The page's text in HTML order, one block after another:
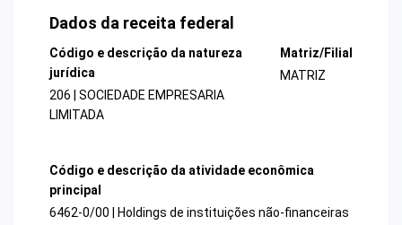
Dados da receita federal
Código e descrição da natureza
jurídica
206 | SOCIEDADE EMPRESARIA
LIMITADA
Matriz/Filial
MATRIZ
Código e descrição da atividade econômica
principal
6462-0/00 | Holdings de instituições não-financeiras